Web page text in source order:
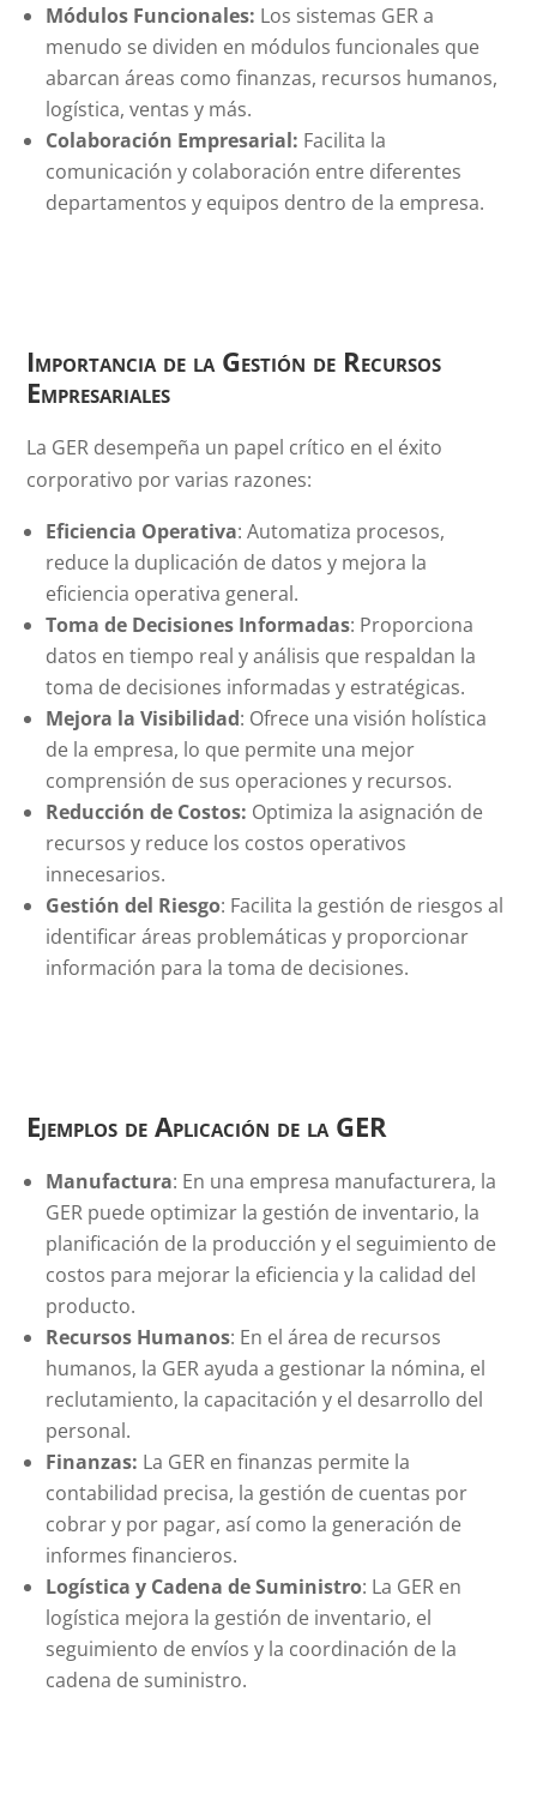
Módulos Funcionales: Los sistemas GER a
menudo se dividen en módulos funcionales que
abarcan áreas como finanzas, recursos humanos,
logística, ventas y más.
Colaboración Empresarial: Facilita la
comunicación y colaboración entre diferentes
departamentos y equipos dentro de la empresa.
Importancia de la Gestión de Recursos
Empresariales
La GER desempeña un papel crítico en el éxito
corporativo por varias razones:
Eficiencia Operativa: Automatiza procesos,
reduce la duplicación de datos y mejora la
eficiencia operativa general.
Toma de Decisiones Informadas: Proporciona
datos en tiempo real y análisis que respaldan la
toma de decisiones informadas y estratégicas.
Mejora la Visibilidad: Ofrece una visión holística
de la empresa, lo que permite una mejor
comprensión de sus operaciones y recursos.
Reducción de Costos: Optimiza la asignación de
recursos y reduce los costos operativos
innecesarios.
Gestión del Riesgo: Facilita la gestión de riesgos al
identificar áreas problemáticas y proporcionar
información para la toma de decisiones.
Ejemplos de Aplicación de la GER
Manufactura: En una empresa manufacturera, la
GER puede optimizar la gestión de inventario, la
planificación de la producción y el seguimiento de
costos para mejorar la eficiencia y la calidad del
producto.
Recursos Humanos: En el área de recursos
humanos, la GER ayuda a gestionar la nómina, el
reclutamiento, la capacitación y el desarrollo del
personal.
Finanzas: La GER en finanzas permite la
contabilidad precisa, la gestión de cuentas por
cobrar y por pagar, así como la generación de
informes financieros.
Logística y Cadena de Suministro: La GER en
logística mejora la gestión de inventario, el
seguimiento de envíos y la coordinación de la
cadena de suministro.